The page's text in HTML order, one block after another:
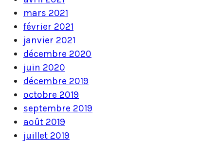
mars 2021
février 2021
janvier 2021
décembre 2020
juin 2020
décembre 2019
octobre 2019
septembre 2019
août 2019
juillet 2019